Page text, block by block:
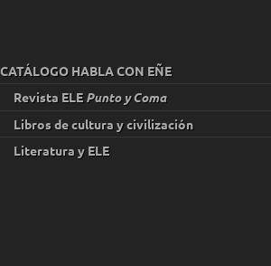
CATÁLOGO HABLA CON EÑE
Revista ELEPunto y Coma
Libros de cultura y civilización
Literatura y ELE